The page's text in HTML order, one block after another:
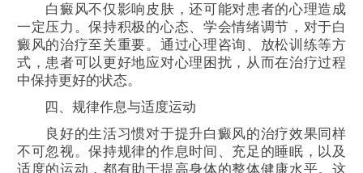
白癜风不仅影响皮肤，还可能对患者的心理造成
一定压力。保持积极的心态、学会情绪调节，对于白
癜风的治疗至关重要。通过心理咨询、放松训练等方
式，患者可以更好地应对心理困扰，从而在治疗过程
中保持更好的状态。
四、规律作息与适度运动
良好的生活习惯对于提升白癜风的治疗效果同样
不可忽视。保持规律的作息时间、充足的睡眠，以及
适度的运动，都有助于提高身体的整体健康水平。这